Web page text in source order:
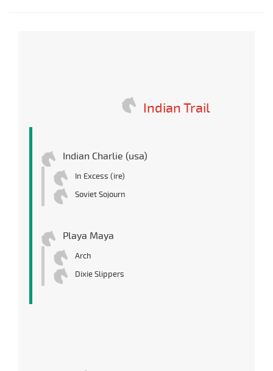
Indian Trail
Indian Charlie (usa)
In Excess (ire)
Soviet Sojourn
Playa Maya
Arch
Dixie Slippers